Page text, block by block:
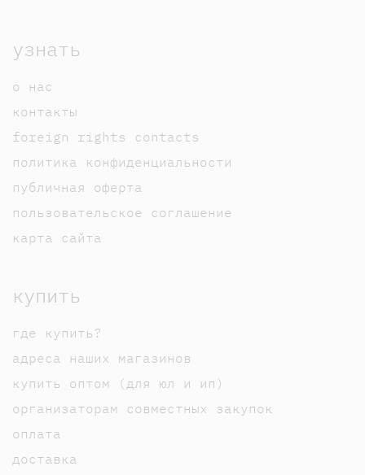
узнать
о нас
контакты
foreign rights contacts
политика конфиденциальности
публичная оферта
пользовательское соглашение
карта сайта
купить
где купить?
адреса наших магазинов
купить оптом (для юл и ип)
организаторам совместных закупок
оплата
доставка